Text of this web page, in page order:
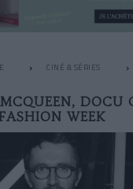
CINÉ & SÉRIES
DOCU
WEEK